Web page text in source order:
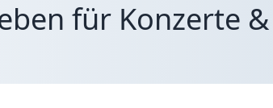
für Konzerte